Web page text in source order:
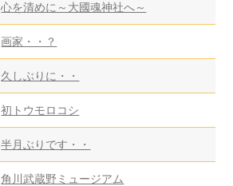
心を清めに～大國魂神社へ～
画家・・？
久しぶりに・・
初トウモロコシ
半月ぶりです・・
角川武蔵野ミュージアム